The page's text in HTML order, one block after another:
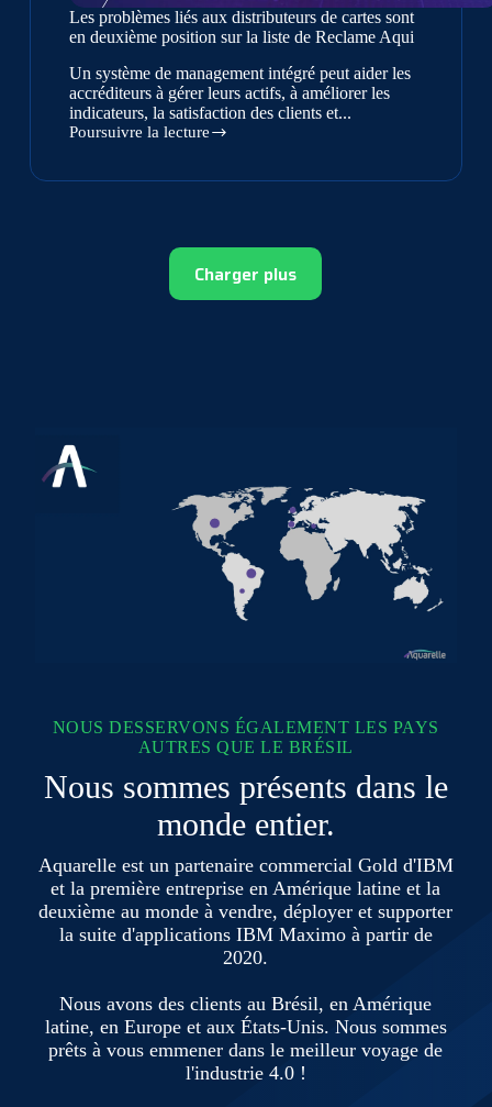
Les problèmes liés aux distributeurs de cartes sont
en deuxième position sur la liste de Reclame Aqui
Un système de management intégré peut aider les
accréditeurs à gérer leurs actifs, à améliorer les
indicateurs, la satisfaction des clients et...
Poursuivre la lecture
Les
liés
Charger plus
NOUS DESSERVONS ÉGALEMENT LES PAYS
AUTRES QUE LE BRÉSIL
Nous sommes présents dans le
monde entier.
Aquarelle est un partenaire commercial Gold d'IBM
et la première entreprise en Amérique latine et la
deuxième au monde à vendre, déployer et supporter
la suite d'applications IBM Maximo à partir de
2020.
Nous avons des clients au Brésil, en Amérique
latine, en Europe et aux États-Unis. Nous sommes
prêts à vous emmener dans le meilleur voyage de
l'industrie 4.0 !